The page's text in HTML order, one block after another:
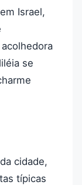
Israel,
se
cidade,
típicas